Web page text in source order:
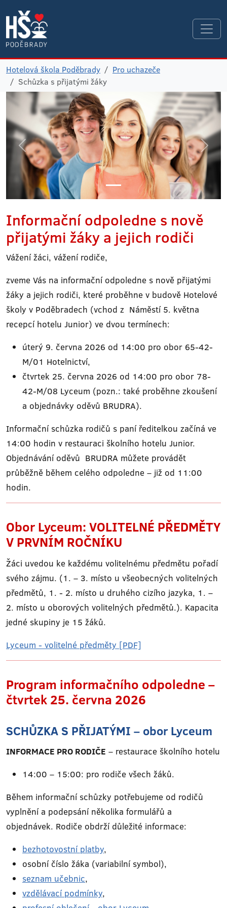
Hotelová škola Poděbrady
Pro uchazeče
Schůzka s přijatými žáky
Informační odpoledne s nově
přijatými žáky a jejich rodiči
Vážení žáci, vážení rodiče,
zveme Vás na informační odpoledne s nově přijatými
žáky a jejich rodiči, které proběhne v budově Hotelové
školy v Poděbradech (vchod z Náměstí 5. května
recepcí hotelu Junior) ve dvou termínech:
úterý 9. června 2026 od 14:00 pro obor 65-42-
M/01 Hotelnictví,
čtvrtek 25. června 2026 od 14:00 pro obor 78-
42-M/08 Lyceum (pozn.: také proběhne zkoušení
a objednávky oděvů BRUDRA).
Informační schůzka rodičů s paní ředitelkou začíná ve
14:00 hodin v restauraci školního hotelu Junior.
Objednávání oděvů BRUDRA můžete provádět
průběžně během celého odpoledne – již od 11:00
hodin.
Obor Lyceum: VOLITELNÉ PŘEDMĚTY
V PRVNÍM ROČNÍKU
Žáci uvedou ke každému volitelnému předmětu pořadí
svého zájmu. (1. – 3. místo u všeobecných volitelných
předmětů, 1. - 2. místo u druhého cizího jazyka, 1. –
2. místo u oborových volitelných předmětů.). Kapacita
jedné skupiny je 15 žáků.
Lyceum - volitelné předměty [PDF]
Program informačního odpoledne –
čtvrtek 25. června 2026
SCHŮZKA S PŘIJATÝMI – obor Lyceum
INFORMACE PRO RODIČE – restaurace školního hotelu
14:00 – 15:00: pro rodiče všech žáků.
Během informační schůzky potřebujeme od rodičů
vyplnění a podepsání několika formulářů a
objednávek. Rodiče obdrží důležité informace:
bezhotovostní platby,
osobní číslo žáka (variabilní symbol),
seznam učebnic,
vzdělávací podmínky,